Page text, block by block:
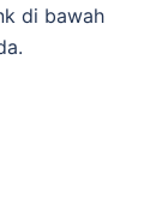
di bawah